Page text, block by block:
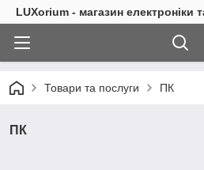
LUXorium - магазин електроніки
Товари та послуги ПК
ПК